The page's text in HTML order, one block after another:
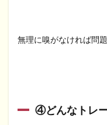
無理に嗅がなければ問題
④どんなトレ